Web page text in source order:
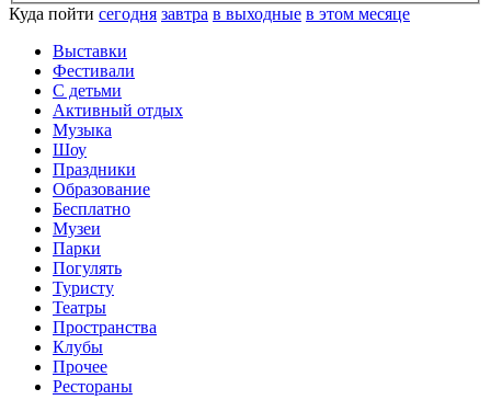
Куда пойти сегодня завтра в выходные в этом месяце
Выставки
Фестивали
С детьми
Активный отдых
Музыка
Шоу
Праздники
Образование
Бесплатно
Музеи
Парки
Погулять
Туристу
Театры
Пространства
Клубы
Прочее
Рестораны